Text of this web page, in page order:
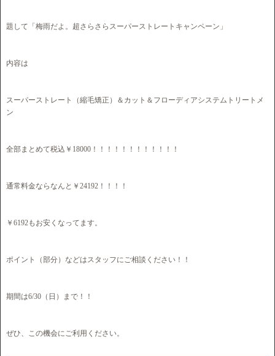
題して「梅雨だよ。超さらさらスーパーストレートキャンペーン」
内容は
スーパーストレート（縮毛矯正）＆カット＆フローディアシステムトリートメ
ン
全部まとめて税込￥18000！！！！！！！！！！！！
通常料金ならなんと￥24192！！！！
￥6192もお安くなってます。
ポイント（部分）などはスタッフにご相談ください！！
期間は6/30（日）まで！！
ぜひ、この機会にご利用ください。